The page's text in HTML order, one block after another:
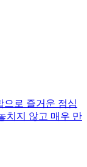
으로 즐거운 점심
치지 않고 매우 만